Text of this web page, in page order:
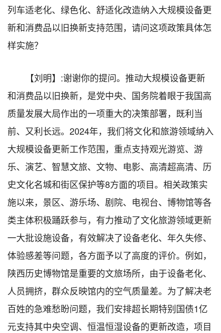
列车适老化、绿色化、舒适化改造纳入大规模设备更
新和消费品以旧换新支持范围，请问这项政策具体怎
样实施？
【刘明】:谢谢你的提问。推动大规模设备更新
和消费品以旧换新，是党中央、国务院着眼于我国高
质量发展大局作出的一项重大的决策部署，既利当
前、又利长远。2024年，我们将文化和旅游领域纳入
大规模设备更新工作范围，重点支持观光游览、游
乐、演艺、智慧文旅、文物、电影、高清超高清、历
史文化名城和街区保护等8方面的项目。相关政策实
施以来，景区、游乐场、剧院、电视台、博物馆等各
类主体积极踊跃参与，有力推动了文化旅游领域更新
一大批设施设备，有效解决了设备老化、年久失修、
体验感差等问题，各方面予以了高度的评价。例如，
陕西历史博物馆是重要的文旅场所，由于设备老化、
人员拥挤，群众反映馆内的空气质量差。为了解决老
百姓的急难愁盼问题，我们安排超长期特别国债1亿
元支持其中央空调、恒温恒湿设备的更新改造，项目